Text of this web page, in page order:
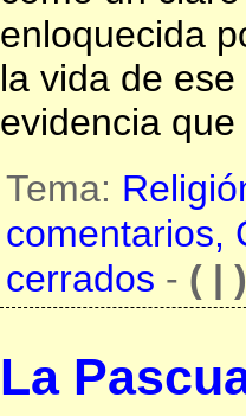
enloquecida
la vida de
evidencia
Tema:
comentarios,
cerrados - ( | )
La